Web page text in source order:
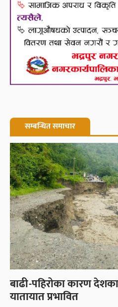
सम्बन्धित समाचार
बाढी-पहिरोका कारण देशका
यातायात प्रभावित